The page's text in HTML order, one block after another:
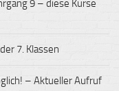
9 – diese Kurse
7. Klassen
– Aktueller Aufruf